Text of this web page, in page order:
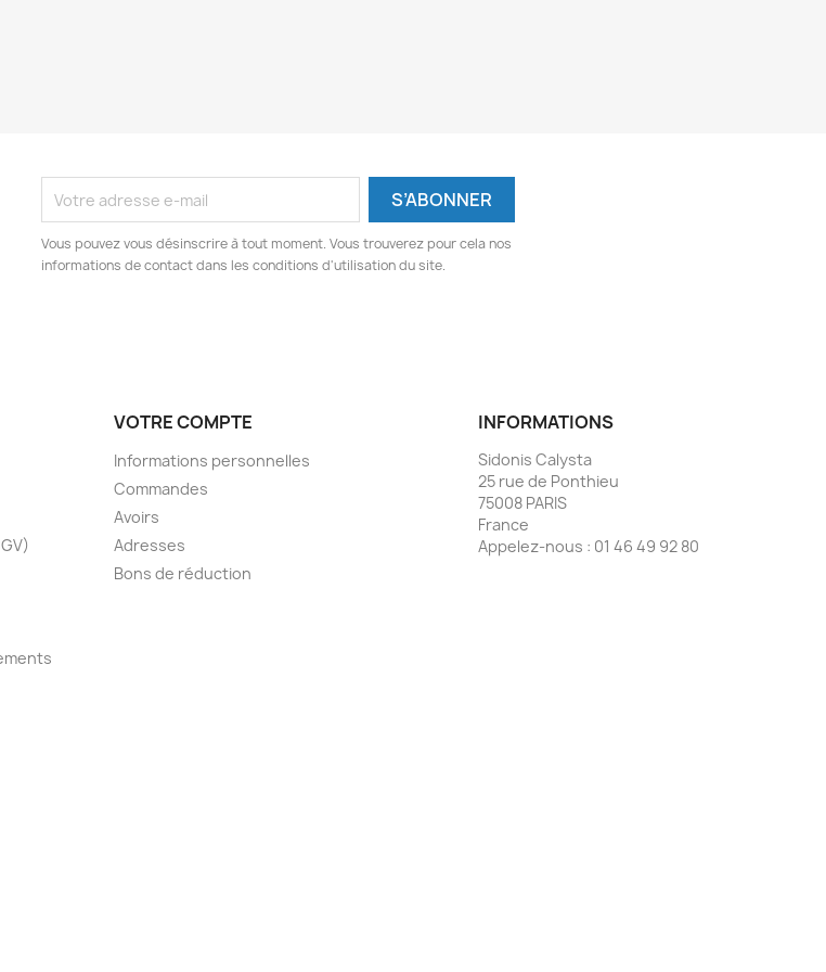
Vous pouvez vous désinscrire à tout moment. Vous trouverez pour cela nos
informations de contact dans les conditions d'utilisation du site.
VOTRE COMPTE
Informations personnelles
Commandes
Avoirs
Adresses
Bons de réduction
INFORMATIONS
Sidonis Calysta
25 rue de Ponthieu
75008 PARIS
France
Appelez-nous : 01 46 49 92 80